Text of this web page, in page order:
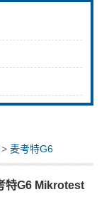
>麦考特G6
特G6 Mikrotest